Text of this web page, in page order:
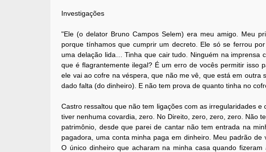
Investigações
"Ele (o delator Bruno Campos Selem) era meu amigo. Meu
porque tínhamos que cumprir um decreto. Ele só se ferrou
uma delação lida… Tinha que cair tudo. Ninguém na imprensa
que é flagrantemente ilegal? É um erro de vocês permitir isso
ele vai ao cofre na véspera, que não me vê, que está em
dado falta (do dinheiro). E não tem prova de quanto tinha no
Castro ressaltou que não tem ligações com as irregularidades
tiver nenhuma covardia, zero. No Direito, zero, zero, zero. Não
patrimônio, desde que parei de cantar não tem entrada na
pagadora, uma conta minha paga em dinheiro. Meu padrão
O único dinheiro que acharam na minha casa quando